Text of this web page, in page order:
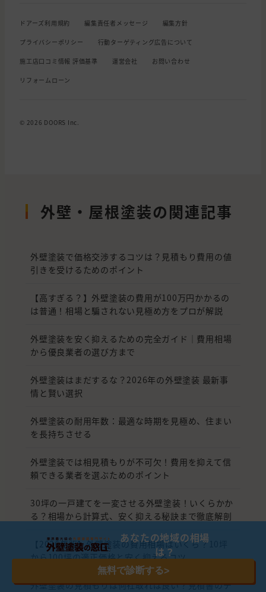
ドアーズ利用規約 編集責任者メッセージ 編集方針
プライバシーポリシー 行動ターゲティング広告について
施工店口コミ情報 評価基準 運営会社 お問い合わせ
リフォームローン
© 2026 DOORS Inc.
外壁・屋根塗装の関連記事
外壁塗装で価格交渉するコツは？見積もり費用の値
引きを受けるためのポイント
【高すぎる？】外壁塗装の費用が100万円かかるの
は普通！相場と騙されない見極め方をプロが解説
外壁塗装を安く抑えるための完全ガイド｜費用相場
から優良業者の選び方まで
外壁塗装はまだするな？2026年の外壁塗装 最新事
情と賢い選択
外壁塗装の耐用年数：最適な時期を見極め、住まい
を長持ちさせる
外壁塗装では相見積もりが不可欠！費用を抑えて信
頼できる業者を選ぶためのポイント
30坪の一戸建てを一変させる外壁塗装！いくらかか
る？相場から計算式、安く抑える秘訣まで徹底解剖
【2026年版】外壁塗装の費用相場はいくら？10坪
から100坪の適正価格と安く抑えるコツ
外壁塗装の見積もりは何社取れば良い？見積書のチ
あなたの地域の相場
は？
無料で診断する>